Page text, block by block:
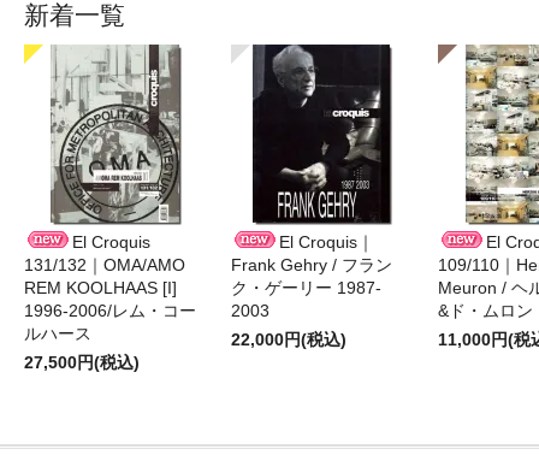
新着一覧
El Croquis
131/132｜OMA/AMO
REM KOOLHAAS [I]
1996-2006/レム・コー
ルハース
27,500円(税込)
El Croquis｜
Frank Gehry / フラン
ク・ゲーリー 1987-
2003
22,000円(税込)
El
109/110｜
Meuron / ヘ
&ド・ムロ
11,000円(税